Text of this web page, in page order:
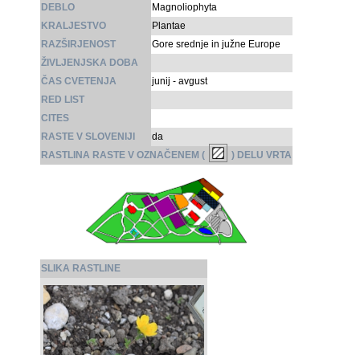
DEBLO
Magnoliophyta
KRALJESTVO
Plantae
RAZŠIRJENOST
Gore srednje in južne Europe
ŽIVLJENJSKA DOBA
ČAS CVETENJA
junij - avgust
RED LIST
CITES
RASTE V SLOVENIJI
da
RASTLINA RASTE V OZNAČENEM (
) DELU VRTA
SLIKA RASTLINE